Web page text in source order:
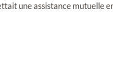
une assistance mutuelle